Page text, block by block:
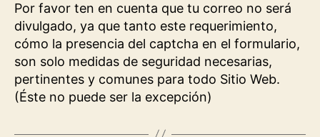
Por favor ten en cuenta que tu correo no será
divulgado, ya que tanto este requerimiento,
cómo la presencia del captcha en el formulario,
son solo medidas de seguridad necesarias,
pertinentes y comunes para todo Sitio Web.
(Éste no puede ser la excepción)